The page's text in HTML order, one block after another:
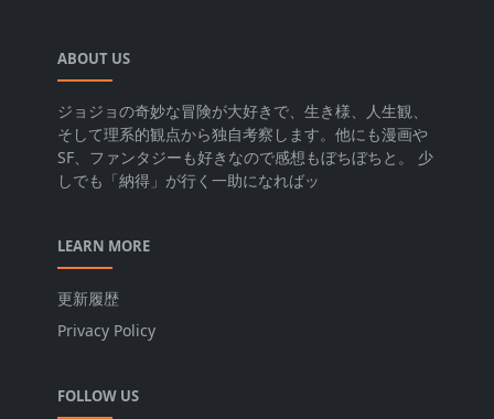
ABOUT US
ジョジョの奇妙な冒険が大好きで、生き様、人生観、
そして理系的観点から独自考察します。他にも漫画や
SF、ファンタジーも好きなので感想もぼちぼちと。 少
しでも「納得」が行く一助になればッ
LEARN MORE
更新履歴
Privacy Policy
FOLLOW US